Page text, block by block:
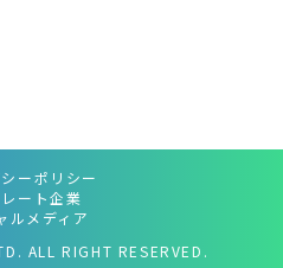
ーポリシー
ート企業
ルメディア
ALL RIGHT RESERVED.